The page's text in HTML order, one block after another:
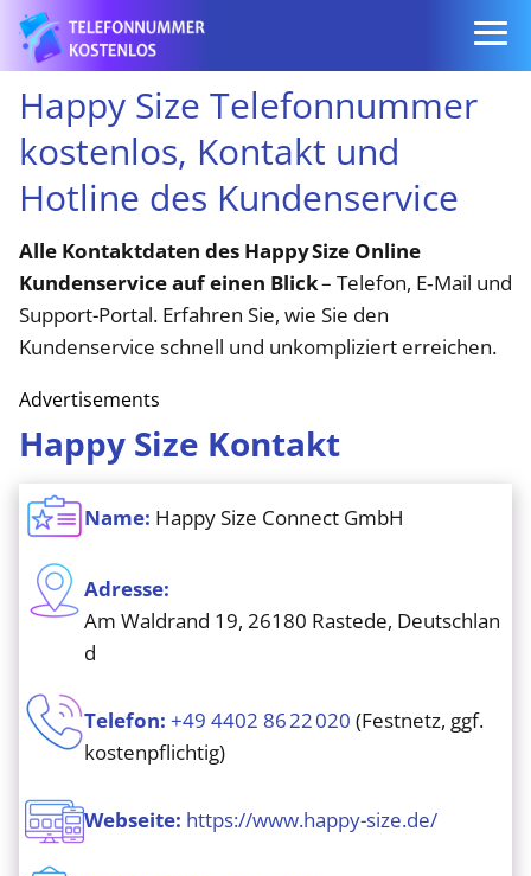
Happy Size Telefonnummer
kostenlos, Kontakt und
Hotline des Kundenservice
Alle Kontaktdaten des Happy Size Online
Kundenservice auf einen Blick– Telefon, E‑Mail und
Support-Portal. Erfahren Sie, wie Sie den
Kundenservice schnell und unkompliziert erreichen.
Advertisements
Happy Size Kontakt
Name: Happy Size Connect GmbH
Adresse:
Am Waldrand 19, 26180 Rastede, Deutschlan
d
Telefon: +49 4402 86 22 020 (Festnetz, ggf.
kostenpflichtig)
Webseite: https://www.happy-size.de/